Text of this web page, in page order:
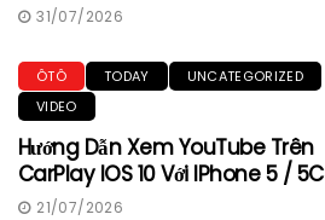
31/07/2026
ÔTÔ TODAY
UNCATEGORIZED
VIDEO
Hướng Dẫn Xem YouTube Trên
CarPlay IOS 10 Với IPhone 5 / 5C
21/07/2026